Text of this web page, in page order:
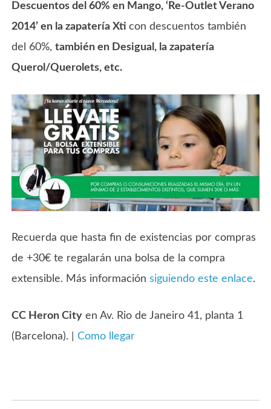
Descuentos del 60% en Mango, ‘Re-Outlet Verano
2014’ en la zapatería Xticon descuentos también
del 60%,también en Desigual, la zapatería
Querol/Querolets, etc.
Recuerda que hasta fin de existencias por compras
de +30€ te regalarán una bolsa de la compra
extensible. Más informaciónsiguiendo este enlace.
CC Heron City en Av. Rio de Janeiro 41, planta 1
(Barcelona). |Como llegar